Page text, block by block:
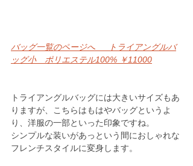
バッグ一覧のページへ 　 トライアングルバ
ッグ小　ポリエステル100% ￥11000
トライアングルバッグには大きいサイズもあ
りますが、こちらはもはやバッグというよ
り、洋服の一部といった印象ですね。
シンプルな装いがあっという間におしゃれな
フレンチスタイルに変身します。